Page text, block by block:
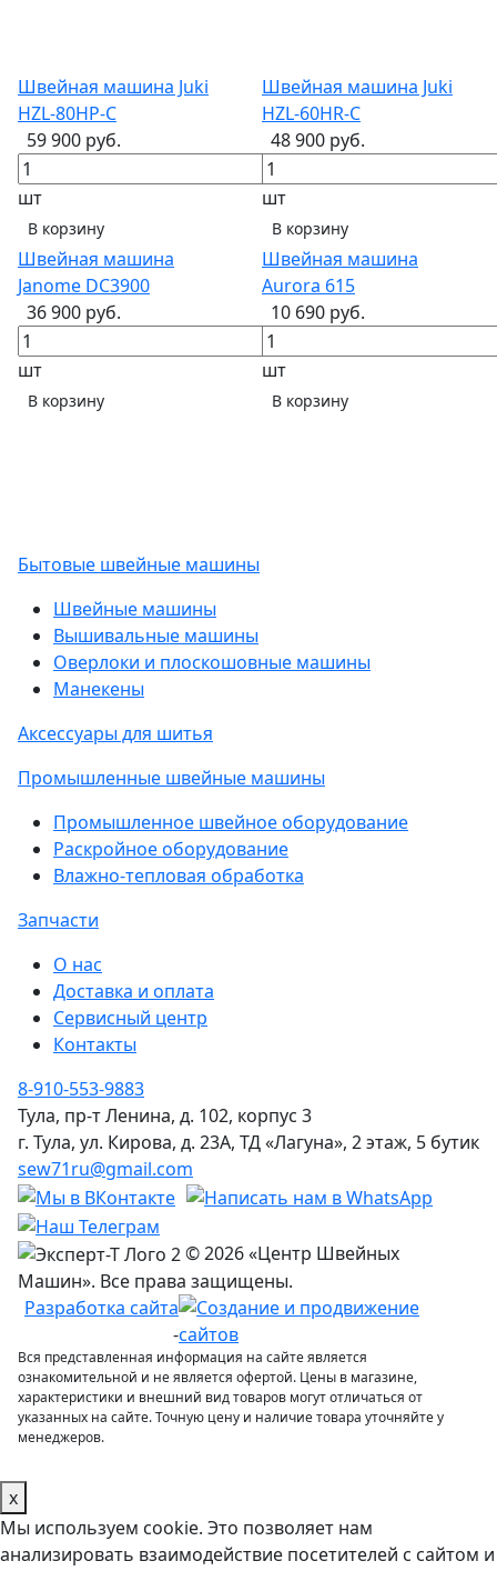
Швейная машина Juki
HZL-80HP-С
59 900 руб.
шт
В корзину
Швейная машина Juki
HZL-60HR-C
48 900 руб.
шт
В корзину
Швейная машина
Janome DC3900
36 900 руб.
шт
В корзину
Швейная машина
Aurora 615
10 690 руб.
шт
В корзину
Бытовые швейные машины
Швейные машины
Вышивальные машины
Оверлоки и плоскошовные машины
Манекены
Аксессуары для шитья
Промышленные швейные машины
Промышленное швейное оборудование
Раскройное оборудование
Влажно-тепловая обработка
Запчасти
О нас
Доставка и оплата
Сервисный центр
Контакты
8-910-553-9883
Тула, пр-т Ленина, д. 102, корпус 3
г. Тула, ул. Кирова, д. 23А, ТД «Лагуна», 2 этаж, 5 бутик
sew71ru@gmail.com
© 2026 «Центр Швейных
Машин». Все права защищены.
Разработка сайта
-
Вся представленная информация на сайте является
ознакомительной и не является офертой. Цены в магазине,
характеристики и внешний вид товаров могут отличаться от
указанных на сайте. Точную цену и наличие товара уточняйте у
менеджеров.
x
Мы используем cookie. Это позволяет нам
анализировать взаимодействие посетителей с сайтом и